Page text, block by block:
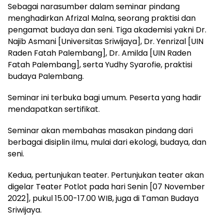
Sebagai narasumber dalam seminar pindang
menghadirkan Afrizal Malna, seorang praktisi dan
pengamat budaya dan seni. Tiga akademisi yakni Dr.
Najib Asmani [Universitas Sriwijaya], Dr. Yenrizal [UIN
Raden Fatah Palembang], Dr. Amilda [UIN Raden
Fatah Palembang], serta Yudhy Syarofie, praktisi
budaya Palembang.
Seminar ini terbuka bagi umum. Peserta yang hadir
mendapatkan sertifikat.
Seminar akan membahas masakan pindang dari
berbagai disiplin ilmu, mulai dari ekologi, budaya, dan
seni.
Kedua, pertunjukan teater. Pertunjukan teater akan
digelar Teater Potlot pada hari Senin [07 November
2022], pukul 15.00-17.00 WIB, juga di Taman Budaya
Sriwijaya.